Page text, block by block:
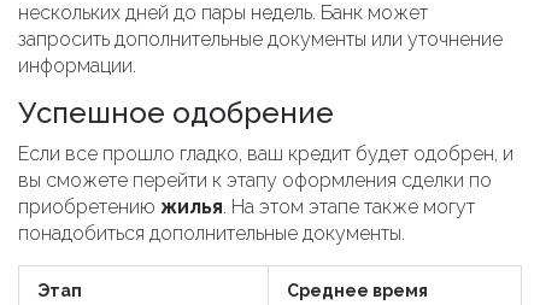
нескольких дней до пары недель. Банк может
запросить дополнительные документы или уточнение
информации.
Успешное одобрение
Если все прошло гладко, ваш кредит будет одобрен, и
вы сможете перейти к этапу оформления сделки по
приобретению жилья. На этом этапе также могут
понадобиться дополнительные документы.
Этап Среднее время